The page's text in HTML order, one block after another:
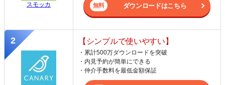
スモッカ ダウンロードはこちら
【シンプルで使いやすい】
・累計500万ダウンロードを突破
・内見予約が簡単にできる
・仲介手数料を最低金額保証